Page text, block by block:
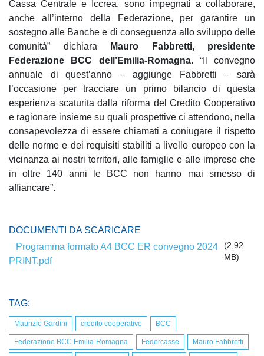
Cassa Centrale e Iccrea, sono impegnati a collaborare,
anche all’interno della Federazione, per garantire un
sostegno alle Banche e di conseguenza allo sviluppo delle
comunità” dichiara
Mauro Fabbretti, presidente
Federazione BCC dell’Emilia-Romagna. “Il convegno
annuale di quest’anno – aggiunge Fabbretti – sarà
l’occasione per tracciare un primo bilancio di questa
esperienza scaturita dalla riforma del Credito Cooperativo
e ragionare insieme su quali prospettive ci attendono, nella
consapevolezza di essere chiamati a coniugare il rispetto
delle norme e dei requisiti stabiliti a livello europeo con la
vicinanza ai nostri territori, alle famiglie e alle imprese che
in oltre 140 anni le BCC non hanno mai smesso di
affiancare”.
DOCUMENTI DA SCARICARE
Programma formato A4 BCC ER convegno 2024
PRINT.pdf
(2,92
MB)
TAG:
Maurizio Gardini credito cooperativo BCC
Federazione BCC Emilia-Romagna Federcasse Mauro Fabbretti